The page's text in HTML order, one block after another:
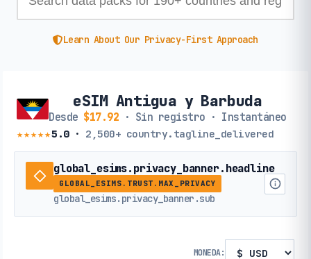
Learn About Our Privacy-First Approach
eSIM Antigua y Barbuda
Desde $17.92 · Sin registro · Instantáneo
★★★★★5.0· 2,500+ country.tagline_delivered
global_esims.privacy_banner.headline
GLOBAL_ESIMS.TRUST.MAX_PRIVACY
global_esims.privacy_banner.sub
MONEDA: